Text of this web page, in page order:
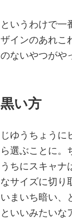
というわけで
ザインのあれこ
のないやつがや
黒い方
じゆうちょう
ら選ぶことに。
うちにスキャナ
なサイズに切り
いまいち暗い、
といいみたいな